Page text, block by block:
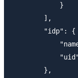
            }
        ],
        "idp": {
        },